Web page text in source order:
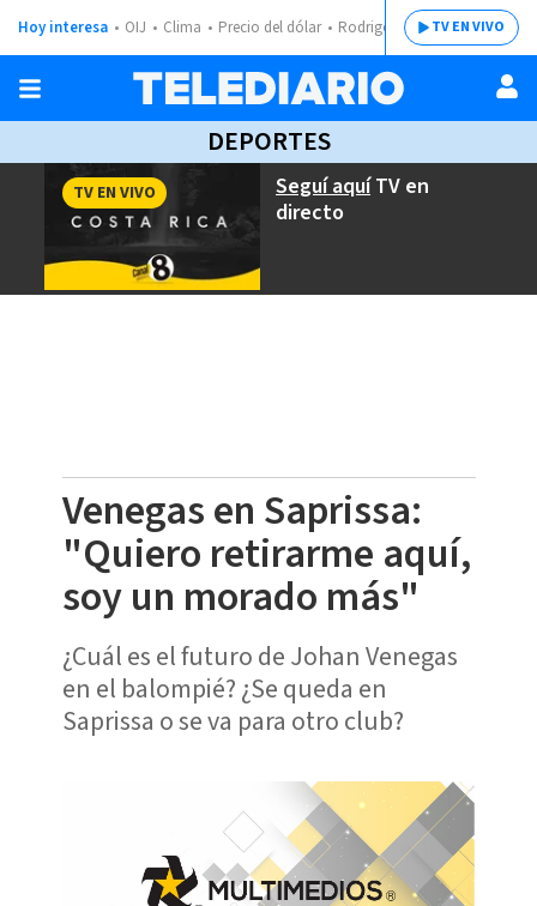
Hoy interesa OIJ Clima Precio del dólar Rodrigo ChavesTV EN VIVO
DEPORTES
Seguí aquíTV en
directo
TV EN VIVO
Venegas en Saprissa:
"Quiero retirarme aquí,
soy un morado más"
¿Cuál es el futuro de Johan Venegas
en el balompié? ¿Se queda en
Saprissa o se va para otro club?